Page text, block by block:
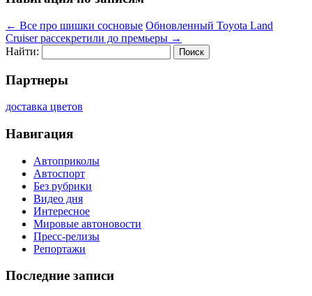
← Все про шишки сосновые Обновленный Toyota Land
Cruiser рассекретили до премьеры →
Найти:
Партнеры
доставка цветов
Навигация
Автоприколы
Автоспорт
Без рубрики
Видео дня
Интересное
Мировые автоновости
Пресс-релизы
Репортажи
Последние записи